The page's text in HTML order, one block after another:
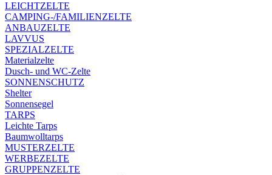
LEICHTZELTE
CAMPING-/FAMILIENZELTE
ANBAUZELTE
LAVVUS
SPEZIALZELTE
Materialzelte
Dusch- und WC-Zelte
SONNENSCHUTZ
Shelter
Sonnensegel
TARPS
Leichte Tarps
Baumwolltarps
MUSTERZELTE
WERBEZELTE
GRUPPENZELTE